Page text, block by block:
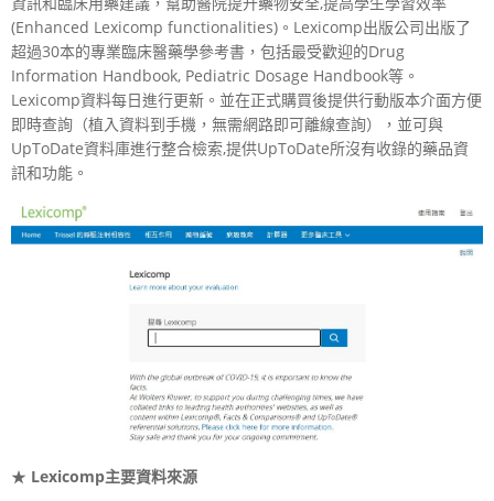
(Enhanced Lexicomp functionalities)。Lexicomp出版公司出版了
超過30本的專業臨床醫藥學參考書，包括最受歡迎的Drug
Information Handbook, Pediatric Dosage Handbook等。
Lexicomp資料每日進行更新。並在正式購買後提供行動版本介面方便
即時查詢（植入資料到手機，無需網路即可離線查詢），並可與
UpToDate資料庫進行整合檢索,提供UpToDate所沒有收錄的藥品資
訊和功能。
★ Lexicomp主要資料來源